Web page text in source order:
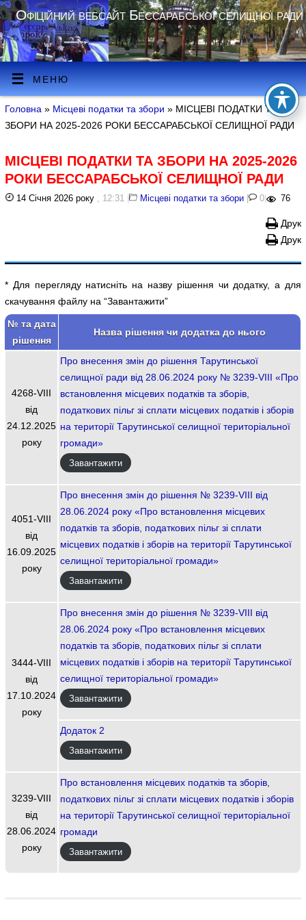
Офіційний вебсайт Бессарабської селищної ради
МЕНЮ
Головна » Місцеві податки та збори » МІСЦЕВІ ПОДАТКИ ТА
ЗБОРИ НА 2025-2026 РОКИ БЕССАРАБСЬКОЇ СЕЛИЩНОЇ РАДИ
МІСЦЕВІ ПОДАТКИ ТА ЗБОРИ НА 2025-2026
РОКИ БЕССАРАБСЬКОЇ СЕЛИЩНОЇ РАДИ
14 Січня 2026 року , 12:31 | Місцеві податки та збори | 0 | 76
Друк
Друк
* Для перегляду натисніть на назву рішення чи додатку, а для
скачування файлу на “Завантажити”
№ та дата
рішення
Назва рішення чи додатка до нього
4268-VIІI
від
24.12.2025
року
Про внесення змін до рішення Тарутинської
селищної ради від 28.06.2024 року № 3239-VIII «Про
встановлення місцевих податків та зборів,
податкових пільг зі сплати місцевих податків і зборів
на території Тарутинської селищної територіальної
громади»
Завантажити
4051-VIІI
від
16.09.2025
року
Про внесення змін до рішення № 3239-VIII від
28.06.2024 року «Про встановлення місцевих
податків та зборів, податкових пільг зі сплати
місцевих податків і зборів на території Тарутинської
селищної територіальної громади»
Завантажити
3444-VIIІ
від
17.10.2024
року
Про внесення змін до рішення № 3239-VIII від
28.06.2024 року «Про встановлення місцевих
податків та зборів, податкових пільг зі сплати
місцевих податків і зборів на території Тарутинської
селищної територіальної громади»
Завантажити
Додаток 2
Завантажити
3239-VIІI
від
28.06.2024
року
Про встановлення місцевих податків та зборів,
податкових пільг зі сплати місцевих податків і зборів
на території Тарутинської селищної територіальної
громади
Завантажити